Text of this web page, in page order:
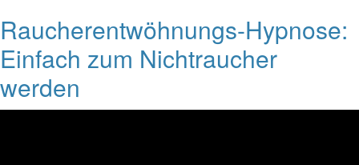
Raucherentwöhnungs-Hypnose:
Einfach zum Nichtraucher
werden